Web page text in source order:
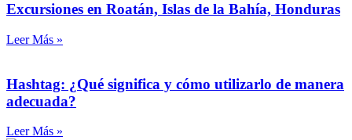
Excursiones en Roatán, Islas de la Bahía, Honduras
Leer Más »
Hashtag: ¿Qué significa y cómo utilizarlo de manera
adecuada?
Leer Más »